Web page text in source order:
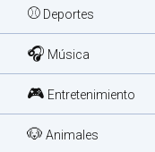
⚾ Deportes
🎧 Música
🎮 Entretenimiento
🐶 Animales